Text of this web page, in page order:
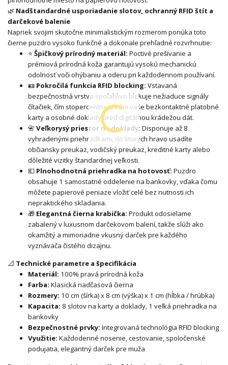
🌿 Nadštandardné usporiadanie slotov, ochranný RFID štít a
darčekové balenie
Napriek svojim skutočne minimalistickým rozmerom ponúka toto
čierne puzdro vysoko funkčné a dokonale prehľadné rozvrhnutie:
⭐Špičkový prírodný materiál: Poctivé prešívanie a
prémiová prírodná koža garantujú vysokú mechanickú
odolnosť voči ohýbaniu a oderu pri každodennom používaní.
🪪 Pokročilá funkcia RFID blocking: Vstavaná
bezpečnostná vrstva spoľahlivo blokuje nežiaduce signály
čítačiek, čím stopercentne chráni vaše bezkontaktné platobné
karty a osobné doklady pred digitálnou krádežou dát.
📇Veľkorysý priestor na doklady: Disponuje až 8
vyhradenými priehradkami, do ktorých hravo usadíte
občiansky preukaz, vodičský preukaz, kreditné karty alebo
dôležité vizitky štandardnej veľkosti.
💶 Plnohodnotná priehradka na hotovosť: Puzdro
obsahuje 1 samostatné oddelenie na bankovky, vďaka čomu
môžete papierové peniaze vložiť celé bez nutnosti ich
nepraktického skladania.
🎁 Elegantná čierna krabička: Produkt odosielame
zabalený v luxusnom darčekovom balení, takže slúži ako
okamžitý a mimoriadne vkusný darček pre každého
vyznávača čistého dizajnu.
📐 Technické parametre a špecifikácia
Materiál: 100% pravá prírodná koža
Farba: Klasická nadčasová čierna
Rozmery: 10 cm (šírka) x 8 cm (výška) x 1 cm (hĺbka / hrúbka)
Kapacita: 8 slotov na karty a doklady, 1 veľká priehradka na
bankovky
Bezpečnostné prvky: Integrovaná technológia RFID blocking
Využitie: Každodenné nosenie, cestovanie, spoločenské
podujatia, elegantný darček pre muža